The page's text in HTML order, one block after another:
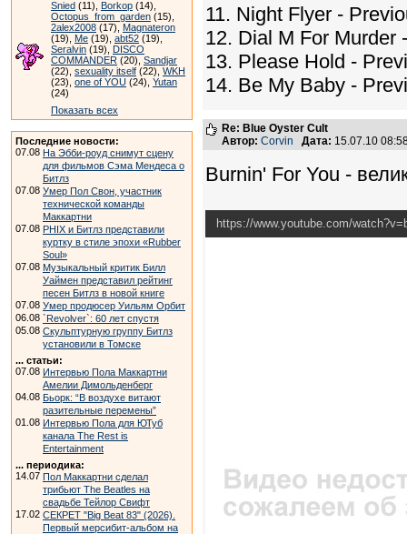
Snied (11), Borkop (14),
Octopus_from_garden (15),
2alex2008 (17), Magnateron
(19), Me (19), abt52 (19),
Seralvin (19), DISCO
COMMANDER (20), Sandjar
(22), sexuality itself (22), WKH
(23), one of YOU (24), Yutan
(24)
Показать всех
Последние новости:
07.08 На Эбби-роуд снимут сцену
для фильмов Сэма Мендеса о
Битлз
07.08 Умер Пол Свон, участник
технической команды
Маккартни
07.08 PHIX и Битлз представили
куртку в стиле эпохи «Rubber
Soul»
07.08 Музыкальный критик Билл
Уаймен представил рейтинг
песен Битлз в новой книге
07.08 Умер продюсер Уильям Орбит
06.08 `Revolver`: 60 лет спустя
05.08 Скульптурную группу Битлз
установили в Томске
... статьи:
07.08 Интервью Пола Маккартни
Амелии Димольденберг
04.08 Бьорк: “В воздухе витают
разительные перемены”
01.08 Интервью Пола для ЮТуб
канала The Rest is
Entertainment
... периодика:
14.07 Пол Маккартни сделал
трибьют The Beatles на
свадьбе Тейлор Свифт
17.02 СЕКРЕТ "Big Beat 83" (2026).
Первый мерсибит-альбом на
11. Night Flyer -
12. Dial M For Murder
13. Please Hold -
14. Be My Baby -
Re: Blue Oyster Cult
Автор: Corvin Дата: 15.07.10
Burnin' For You -
https://www.youtube.com/